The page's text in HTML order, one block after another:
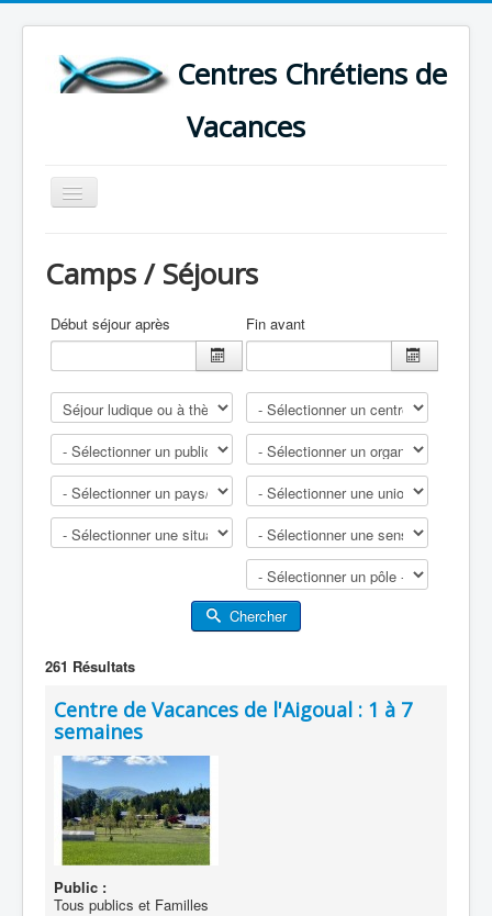
Centres Chrétiens de
Vacances
Basculer
la
CARTE DES CENTRES DE VACANCES .
LISTE DES SEJOURS DE VACANCES 2026
Camps / Séjours
Début séjour après Fin avant
Chercher
261 Résultats
Centre de Vacances de l'Aigoual : 1 à 7
semaines
Public :
Tous publics et Familles